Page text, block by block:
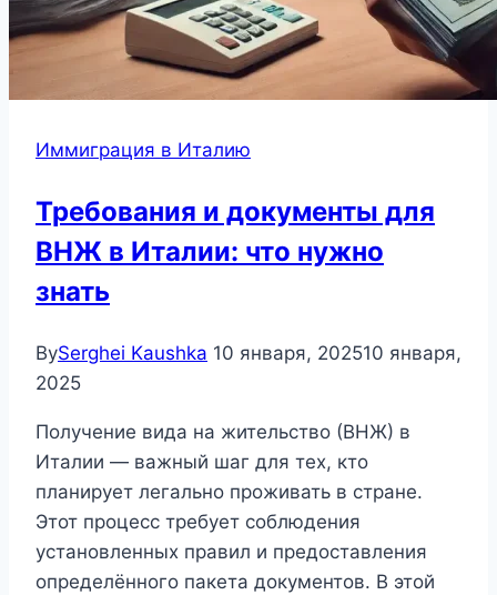
Иммиграция в Италию
Требования и документы для
ВНЖ в Италии: что нужно
знать
BySerghei Kaushka 10 января, 202510 января,
2025
Получение вида на жительство (ВНЖ) в
Италии — важный шаг для тех, кто
планирует легально проживать в стране.
Этот процесс требует соблюдения
установленных правил и предоставления
определённого пакета документов. В этой